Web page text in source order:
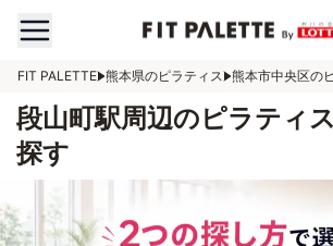
FIT PALETTE 熊本県のピラティス 熊本市中央区の
段山町駅周辺のピラティ
探す